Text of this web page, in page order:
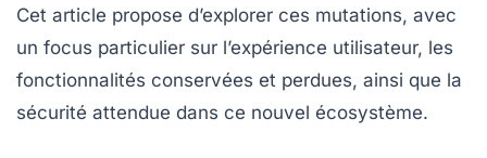
Cet article propose d’explorer ces mutations, avec
un focus particulier sur l’expérience utilisateur, les
fonctionnalités conservées et perdues, ainsi que la
sécurité attendue dans ce nouvel écosystème.